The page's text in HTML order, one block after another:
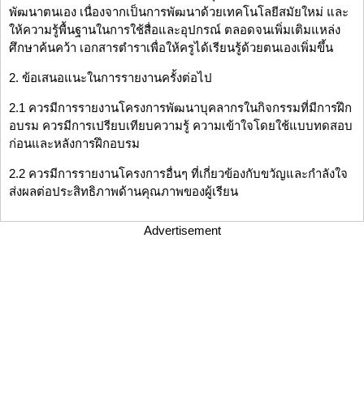
พัฒนาตนเอง เนื่องจากเป็นการพัฒนาด้วยเทคโนโลยีสมัยใหม่ และ
ให้ความรู้พื้นฐานในการใช้สื่อและอุปกรณ์ ตลอดจนเพิ่มเติมแหล่ง
ศึกษาค้นคว้า เอกสารตำราเพื่อให้ครูได้เรียนรู้ด้วยตนเองเพิ่มขึ้น
2. ข้อเสนอแนะในการรายงานครั้งต่อไป
2.1 ควรมีการรายงานโครงการพัฒนาบุคลากรในกิจกรรมที่มีการฝึก
อบรม ควรมีการเปรียบเทียบความรู้ ความเข้าใจโดยใช้แบบทดสอบ
ก่อนและหลังการฝึกอบรม
2.2 ควรมีการรายงานโครงการอื่นๆ ที่เกี่ยวข้องกับขวัญและกำลังใจ
ส่งผลต่อประสิทธิภาพด้านคุณภาพของผู้เรียน
Advertisement